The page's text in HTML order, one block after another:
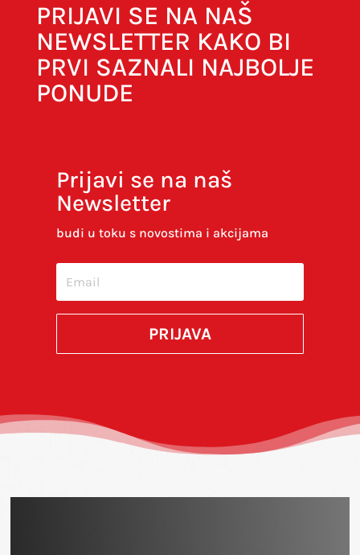
Spremi moje ime, e-poštu i web-stranicu u
budem komentirao.
PRIJAVI SE NA NAŠ
NEWSLETTER KAKO BI
PRVI SAZNALI NAJBOLJE
PONUDE
Prijavi se na naš
Newsletter
budi u toku s novostima i akcijama
PRIJAVA